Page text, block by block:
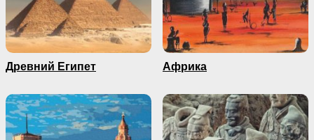
Древний Египет Африка